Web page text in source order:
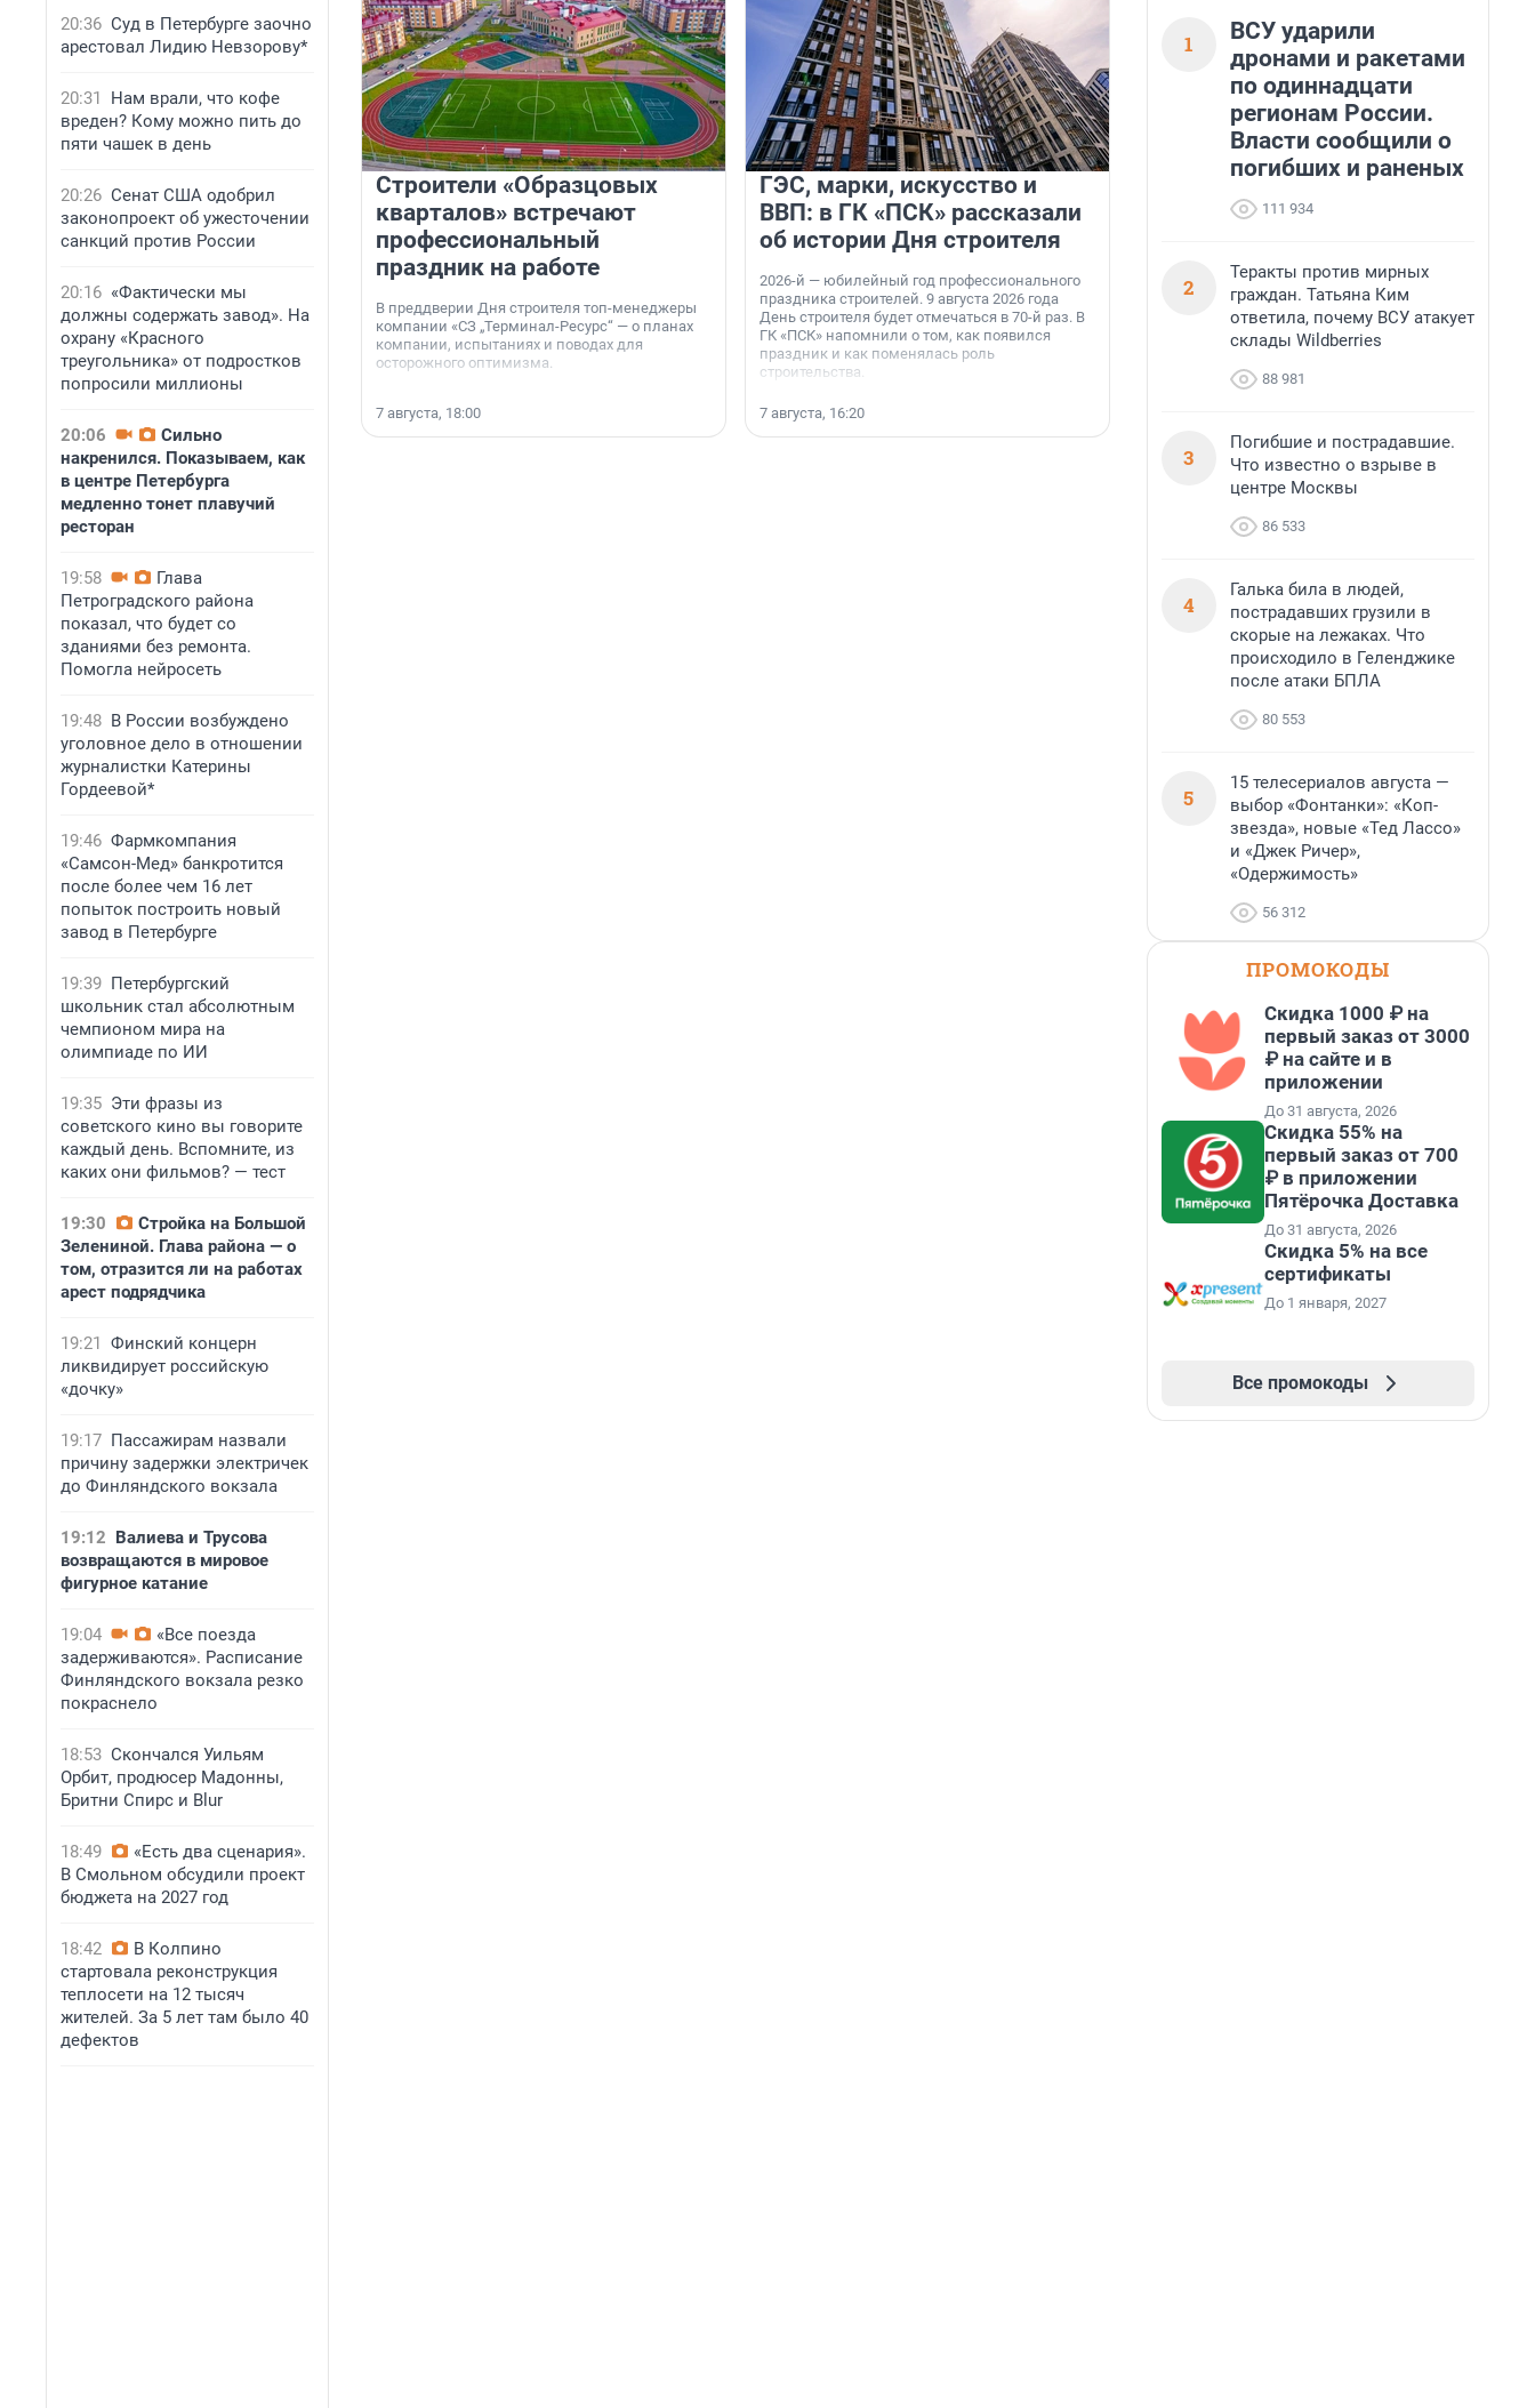
20:36 Суд в Петербурге заочно
арестовал Лидию Невзорову*
20:31
Нам врали, что кофе
вреден? Кому можно пить до
пяти чашек в день
20:26 Сенат США одобрил
законопроект об ужесточении
санкций против России
20:16 «Фактически мы
должны содержать завод». На
охрану «Красного
треугольника» от подростков
попросили миллионы
20:06
Сильно
накренился. Показываем, как
в центре Петербурга
медленно тонет плавучий
ресторан
19:58
Глава
Петроградского района
показал, что будет со
зданиями без ремонта.
Помогла нейросеть
19:48 В России возбуждено
уголовное дело в отношении
журналистки Катерины
Гордеевой*
19:46 Фармкомпания
«Самсон-Мед» банкротится
после более чем 16 лет
попыток построить новый
завод в Петербурге
19:39 Петербургский
школьник стал абсолютным
чемпионом мира на
олимпиаде по ИИ
19:35 Эти фразы из
советского кино вы говорите
каждый день. Вспомните, из
каких они фильмов? — тест
19:30
Стройка на Большой
Зелениной. Глава района — о
том, отразится ли на работах
арест подрядчика
19:21 Финский концерн
ликвидирует российскую
«дочку»
19:17 Пассажирам назвали
причину задержки электричек
до Финляндского вокзала
19:12 Валиева и Трусова
возвращаются в мировое
фигурное катание
19:04
«Все поезда
задерживаются». Расписание
Финляндского вокзала резко
покраснело
18:53 Скончался Уильям
Орбит, продюсер Мадонны,
Бритни Спирс и Blur
18:49
«Есть два сценария».
В Смольном обсудили проект
бюджета на 2027 год
18:42
В Колпино
стартовала реконструкция
теплосети на 12 тысяч
жителей. За 5 лет там было 40
дефектов
Строители «Образцовых
кварталов» встречают
профессиональный
праздник на работе
В преддверии Дня строителя топ-менеджеры
компании «СЗ „Терминал-Ресурс“ — о планах
компании, испытаниях и поводах для
осторожного оптимизма.
7 августа, 18:00
ГЭС, марки, искусство и
ВВП: в ГК «ПСК» рассказали
об истории Дня строителя
2026-й — юбилейный год профессионального
праздника строителей. 9 августа 2026 года
День строителя будет отмечаться в 70-й раз. В
ГК «ПСК» напомнили о том, как появился
праздник и как поменялась роль
строительства.
7 августа, 16:20
На водоёмах Ленобласти
заработали новые базовые
Инженеры МегаФона установили телеком-
оборудование на популярных водоёмах
Ленинградской области. Базовые станции
вблизи Лемболовского и Раздолинского озёр,
а также недалеко от Большого Тосненского
1
ВСУ ударили
дронами и ракетами
по одиннадцати
регионам России.
Власти сообщили о
погибших и раненых
111 934
2
Теракты против мирных
граждан. Татьяна Ким
ответила, почему ВСУ атакует
склады Wildberries
88 981
3
Погибшие и пострадавшие.
Что известно о взрыве в
центре Москвы
86 533
4
Галька била в людей,
пострадавших грузили в
скорые на лежаках. Что
происходило в Геленджике
после атаки БПЛА
80 553
5
15 телесериалов августа —
выбор «Фонтанки»: «Коп-
звезда», новые «Тед Лассо»
и «Джек Ричер»,
«Одержимость»
56 312
ПРОМОКОДЫ
Скидка 1000 ₽ на
первый заказ от 3000
₽ на сайте и в
приложении
До 31 августа, 2026
Скидка 55% на
первый заказ от 700
₽ в приложении
Пятёрочка Доставка
До 31 августа, 2026
Скидка 5% на все
сертификаты
До 1 января, 2027
Все промокоды